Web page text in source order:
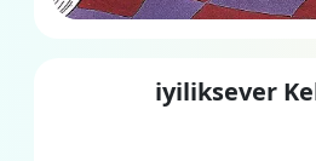
iyiliksever